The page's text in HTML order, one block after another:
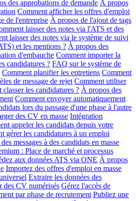
des approbations de demande À propos
Comment afficher les offres d'emploi
de l'entreprise À propos de l'ajout de tags
laisser des notes via l'ATS et des
laisser des notes via le système de suivi
et les mentions ? À propos des
d'embauche Comment importer la
candidatures ? FAQ sur le système de
Comment planifier les entretiens Comment
de message de rejet Comment utiliser
les candidatures ? À propos des
Comment envoyer automatiquement
lors du passage d'une phase à l'autre
des CV en masse Intégration
appeler les candidats depuis votre
gérer les candidatures à un emploi
messages à des candidats en masse
: Place de marché et processus
aux données ATS via ONE À propos
Importez des offres d'emploi en masse
Extraire les données des
des CV numérisés Gérez l'accès de
par phase de recrutement Publiez une